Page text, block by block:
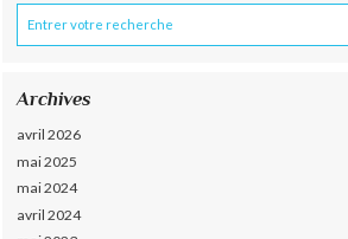
Archives
avril 2026
mai 2025
mai 2024
avril 2024